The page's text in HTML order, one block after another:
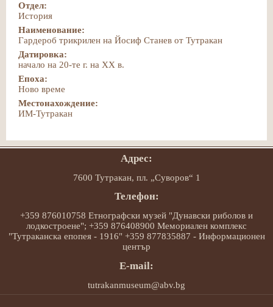
Отдел:
История
Наименование:
Гардероб трикрилен на Йосиф Станев от Тутракан
Датировка:
начало на 20-те г. на ХХ в.
Епоха:
Ново време
Местонахождение:
ИМ-Тутракан
Адрес:
7600 Тутракан, пл. „Суворов“ 1
Телефон:
+359 876010758 Етнографски музей "Дунавски риболов и
лодкостроене"; +359 876408900 Мемориален комплекс
"Тутраканска епопея - 1916" +359 877835887 - Информационен
център
E-mail:
tutrakanmuseum@abv.bg